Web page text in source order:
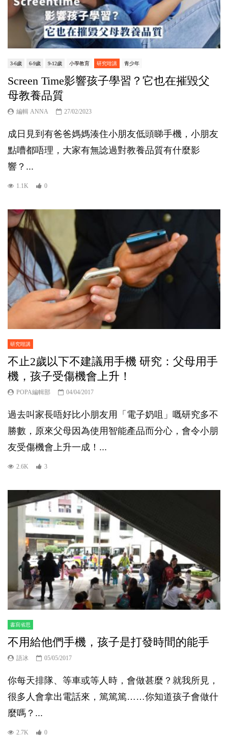
3-6歲 6-9歲 9-12歲 小學教育 研究咁講 青少年
Screen Time影響孩子學習？它也在摧毀父
母教養品質
編輯 ANNA 27/02/2023
成日見到有爸爸媽媽湊住小朋友低頭睇手機，小朋友
點嘈都唔理，大家有無諗過對教養品質有什麼影
響？...
1.1K 0
研究咁講
不止2歲以下不建議用手機 研究：父母用手
機，孩子受傷機會上升！
POPA編輯部 04/04/2017
過去叫家長唔好比小朋友用「電子奶咀」嘅研究多不
勝數，原來父母因為使用智能產品而分心，會令小朋
友受傷機會上升一成！...
2.6K 3
書寫省思
不用給他們手機，孩子是打發時間的能手
語冰 05/05/2017
你每天排隊、等車或等人時，會做甚麼？就我所見，
很多人會拿出電話來，篤篤篤……你知道孩子會做什
麼嗎？...
2.7K 0